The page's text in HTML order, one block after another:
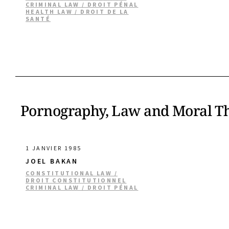
CRIMINAL LAW / DROIT PÉNAL
HEALTH LAW / DROIT DE LA
SANTÉ
Pornography, Law and Moral
1 JANVIER 1985
JOEL BAKAN
CONSTITUTIONAL LAW /
DROIT CONSTITUTIONNEL
CRIMINAL LAW / DROIT PÉNAL